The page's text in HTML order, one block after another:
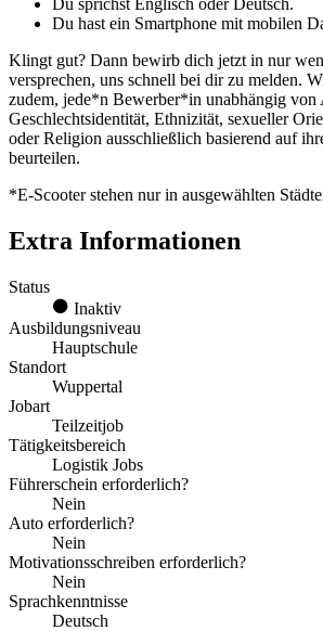
Du sprichst Englisch oder Deutsch.
Du hast ein Smartphone mit mobilen
Klingt gut? Dann bewirb dich jetzt in nur
versprechen, uns schnell bei dir zu melden.
zudem, jede*n Bewerber*in unabhängig von
Geschlechtsidentität, Ethnizität, sexueller
oder Religion ausschließlich basierend auf
beurteilen.
*E-Scooter stehen nur in ausgewählten
Extra Informationen
Status
Inaktiv
Ausbildungsniveau
Hauptschule
Standort
Wuppertal
Jobart
Teilzeitjob
Tätigkeitsbereich
Logistik Jobs
Führerschein erforderlich?
Nein
Auto erforderlich?
Nein
Motivationsschreiben erforderlich?
Nein
Sprachkenntnisse
Deutsch